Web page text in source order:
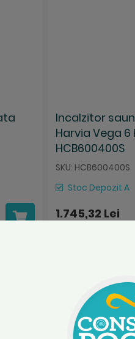
Incalzitor
Harvia Vega 6
HCB600400S
SKU: HCB600400S
Stoc Depozit A
1.745,32 Lei
Nu
SalveazaCompara